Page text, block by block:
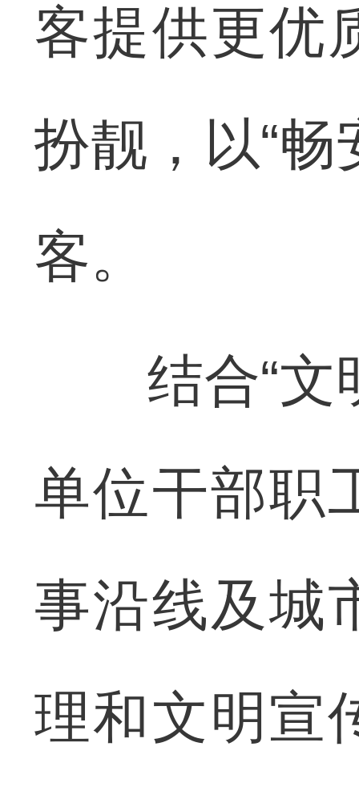
客提供更优
扮靓，以“
客。
结合“文明
单位干部职
事沿线及城
理和文明宣